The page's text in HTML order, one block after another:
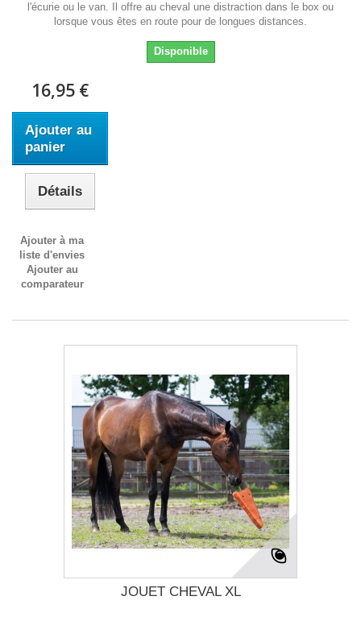
l'écurie ou le van. Il offre au cheval une distraction dans le box ou
lorsque vous êtes en route pour de longues distances.
Disponible
16,95 €
Ajouter au
panier
Détails
Ajouter à ma
liste d'envies
Ajouter au
comparateur
JOUET CHEVAL XL